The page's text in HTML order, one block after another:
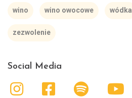
wino wino owocowe wódka
zezwolenie
Social Media